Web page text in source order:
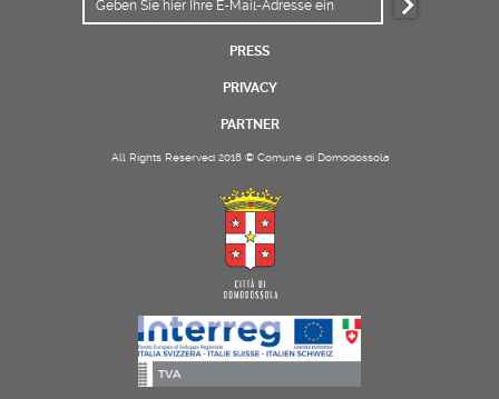
PRESS
PRIVACY
PARTNER
All Rights Reserved 2018 © Comune di Domodossola